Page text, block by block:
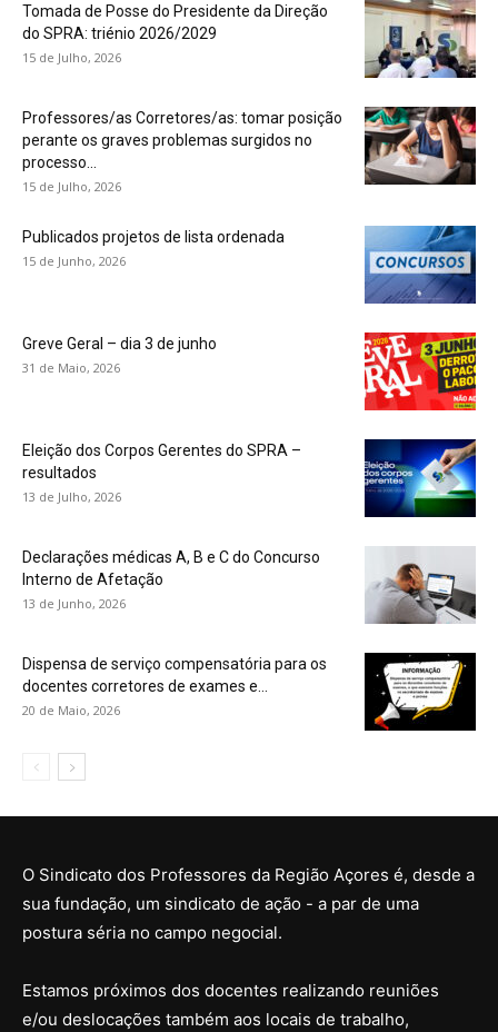
Tomada de Posse do Presidente da Direção
do SPRA: triénio 2026/2029
15 de Julho, 2026
Professores/as Corretores/as: tomar posição
perante os graves problemas surgidos no
processo...
15 de Julho, 2026
Publicados projetos de lista ordenada
15 de Junho, 2026
Greve Geral – dia 3 de junho
31 de Maio, 2026
Eleição dos Corpos Gerentes do SPRA –
resultados
13 de Julho, 2026
Declarações médicas A, B e C do Concurso
Interno de Afetação
13 de Junho, 2026
Dispensa de serviço compensatória para os
docentes corretores de exames e...
20 de Maio, 2026
O Sindicato dos Professores da Região Açores é, desde a
sua fundação, um sindicato de ação - a par de uma
postura séria no campo negocial.
Estamos próximos dos docentes realizando reuniões
e/ou deslocações também aos locais de trabalho,